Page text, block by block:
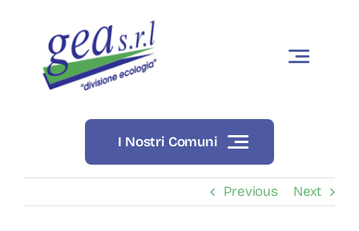
I Nostri Comuni
Previous Next